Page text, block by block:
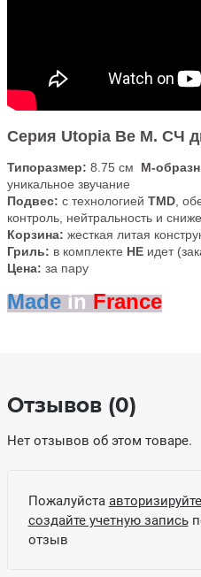
Серия Utopia Be M. СЧ
Типоразмер: 8.75 см М-
уникальное звучание
Подвес: с технологией TMD ,
контроль, нейтральность и
Корзина: жесткая литая
Гриль: в комплекте НЕ идет
Цена: за пару
Made in France
Отзывов (0)
Нет отзывов об этом товаре.
Пожалуйста
создайте учетную запись
отзыв